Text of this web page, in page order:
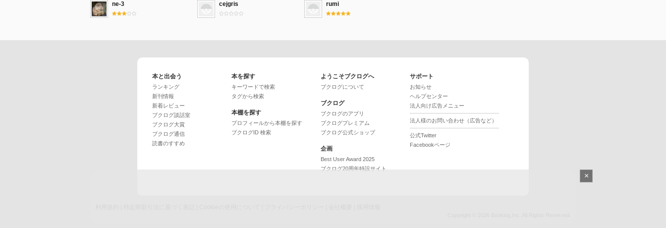
ne-3 cejgris rumi
本と出会う
ランキング
新刊情報
新着レビュー
ブクログ談話室
ブクログ大賞
ブクログ通信
読書のすすめ
本を探す
キーワードで検索
タグから検索
本棚を探す
プロフィールから本棚を探す
ブクログID 検索
ようこそブクログへ
ブクログについて
ブクログ
ブクログのアプリ
ブクログプレミアム
ブクログ公式ショップ
企画
Best User Award 2025
ブクログ20周年特設サイト
サポート
お知らせ
ヘルプセンター
法人向け広告メニュー
法人様のお問い合わせ（広告など）
公式Twitter
Facebookページ
×